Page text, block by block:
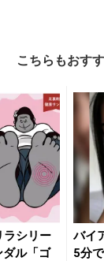
こちらもおす
ラシリー
ダル「ゴ
バイ
5分